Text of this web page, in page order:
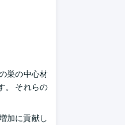
巣の中心材
。 それらの
加に貢献し